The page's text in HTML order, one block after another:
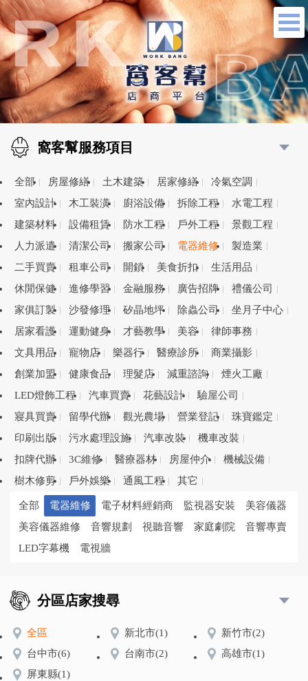
窩客幫服務項目
全部 房屋修繕 土木建築 居家修繕
冷氣空調
室內設計
木工裝潢 廚浴設備 拆除工程
水電工程
建築材料
設備租賃 防水工程 戶外工程
景觀工程
人力派遣
清潔公司 搬家公司 電器維修
製造業
二手買賣
租車公司 開鎖 美食折扣
生活用品
休閒保健
進修學習 金融服務 廣告招牌
禮儀公司
家俱訂製
沙發修理 矽晶地坪 除蟲公司
坐月子中心
居家看護
運動健身 才藝教學 美容
律師事務
文具用品
寵物店 樂器行 醫療診所
商業攝影
創業加盟
健康食品 理髮店 減重諮詢
煙火工廠
LED燈飾工程
汽車買賣 花藝設計
驗屋公司
寢具買賣
留學代辦 觀光農場 營業登記
珠寶鑑定
印刷出版
污水處理設施 汽車改裝
機車改裝
扣牌代辦
3C維修 醫療器材 房屋仲介
機械設備
樹木修剪
戶外娛樂 通風工程 其它
全部 電器維修 電子材料經銷商 監視器安裝
美容儀器
美容儀器維修
音響規劃 視聽音響 家庭劇院
音響專賣
LED字幕機
電視牆
分區店家搜尋
全區 新北市(1) 新竹市(2)
台中市(6) 台南市(2) 高雄市(1)
屏東縣(1)